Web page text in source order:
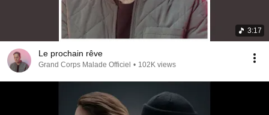
3:17
Le prochain rêve
Grand Corps Malade Officiel • 102K views